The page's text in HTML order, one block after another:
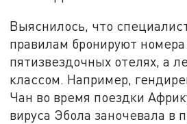
Выяснилось, что
правилам бронируют номера
пятизвездочных отелях, а
классом. Например,
Чан во время поездки
вируса Эбола заночевала в